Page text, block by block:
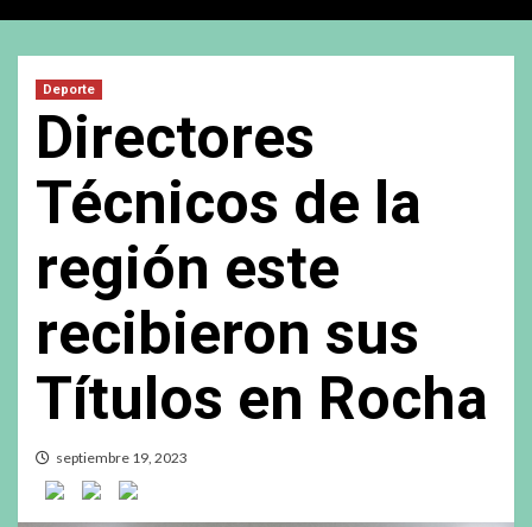
Deporte
Directores
Técnicos de la
región este
recibieron sus
Títulos en Rocha
septiembre 19, 2023